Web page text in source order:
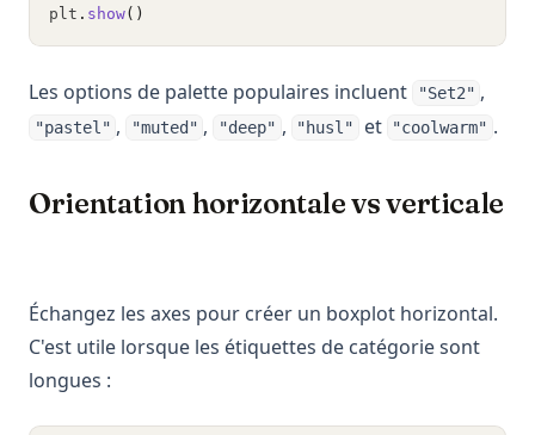
plt . show()
Les options de palette populaires incluent "Set2" ,
"pastel" , "muted" , "deep" , "husl" et "coolwarm" .
Orientation horizontale vs verticale
Échangez les axes pour créer un boxplot horizontal.
C'est utile lorsque les étiquettes de catégorie sont
longues :